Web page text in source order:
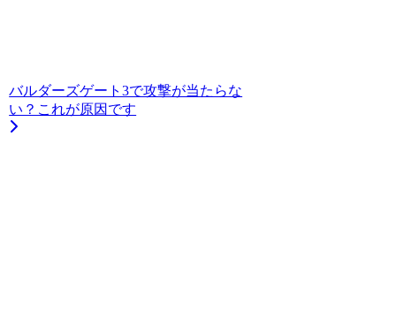
バルダーズゲート3で攻撃が当たらな
い？これが原因です